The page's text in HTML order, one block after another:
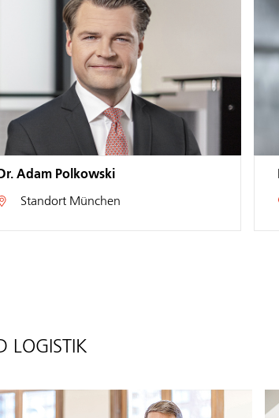
Dr. Thomas Rütten
Standort Mönchengladbach
LOGISTIK